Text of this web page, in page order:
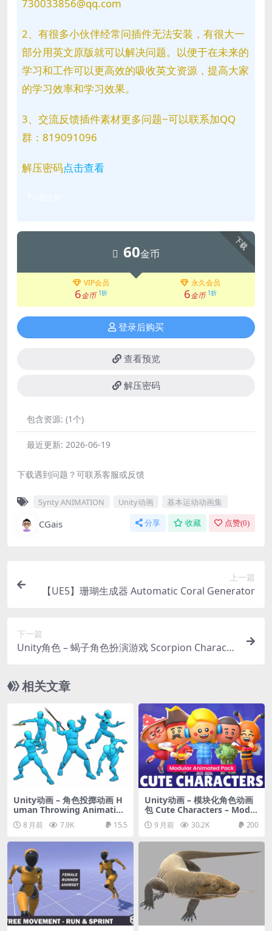
730033856@qq.com
2、有很多小伙伴经常问插件无法安装，有很大一
部分用英文原版就可以解决问题。以便于在未来的
学习和工作可以更高效的吸收英文资源，提高大家
的学习效率和学习效果。
3、交流反馈插件素材更多问题~可以联系加QQ
群：819091096
解压密码点击查看
下载
60金币
VIP会员
6金币 1折
永久会员
6金币 1折
登录后购买
查看预览
解压密码
包含资源: (1个)
最近更新: 2026-06-19
下载遇到问题？可联系客服或反馈
Synty ANIMATION Unity动画 基本运动动画集
CGais 分享 收藏 点赞(0)
上一篇
【UE5】珊瑚生成器 Automatic Coral Generator
下一篇
Unity角色 – 蝎子角色扮演游戏 Scorpion Characte
相关文章
Unity动画 – 角色投掷动画 H
uman Throwing Animation
s 8 月前 7.9K 15.5
Unity动画 – 模块化角色动画
包 Cute Characters – Modul
ar Animated Pack
9 月前 30.2K 200